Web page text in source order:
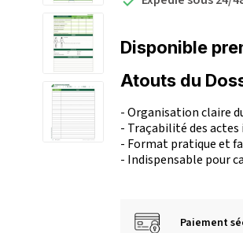
Disponible
Atouts du
- Organisation claire
- Traçabilité des
- Format pratique et
- Indispensable pour
Paiement